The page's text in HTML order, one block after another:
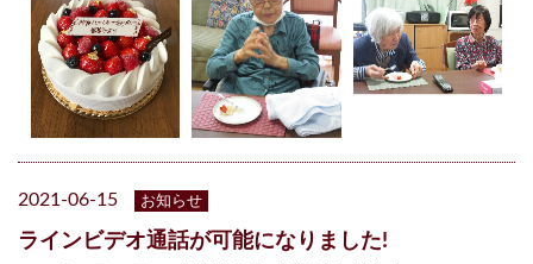
2021-06-15 お知らせ
ラインビデオ通話が可能になりました!